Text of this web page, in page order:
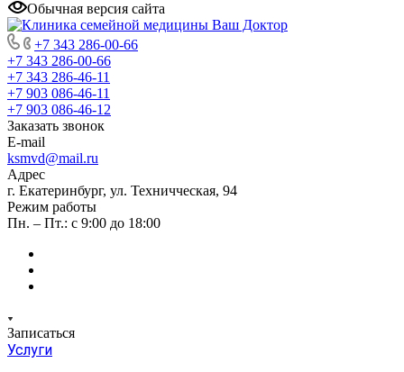
Обычная версия сайта
+7 343 286-00-66
+7 343 286-00-66
+7 343 286-46-11
+7 903 086-46-11
+7 903 086-46-12
Заказать звонок
E-mail
ksmvd@mail.ru
Адрес
г. Екатеринбург, ул. Техничческая, 94
Режим работы
Пн. – Пт.: с 9:00 до 18:00
Записаться
Услуги